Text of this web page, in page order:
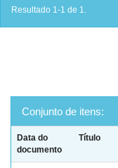
Resultado 1-1 de 1.
Conjunto de itens:
Data do
documento
Título